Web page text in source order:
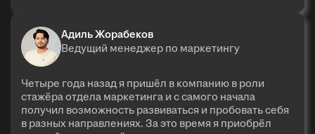
Адиль Жорабеков
Ведущий менеджер по маркетингу
Четыре года назад я пришёл в компанию в роли
стажёра отдела маркетинга и с самого начала
получил возможность развиваться и пробовать себя
в разных направлениях. За это время я приобрёл